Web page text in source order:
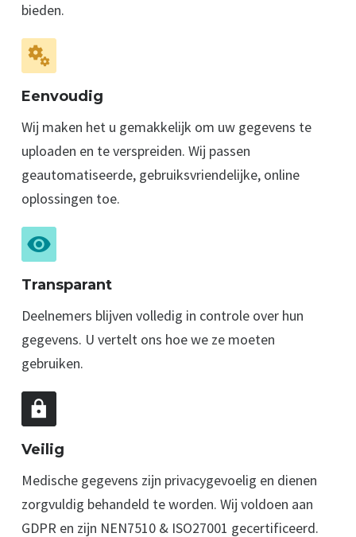
bieden.
Eenvoudig
Wij maken het u gemakkelijk om uw gegevens te
uploaden en te verspreiden. Wij passen
geautomatiseerde, gebruiks­vriendelijke, online
oplossingen toe.
Transparant
Deelnemers blijven volledig in controle over hun
gegevens. U vertelt ons hoe we ze moeten
gebruiken.
Veilig
Medische gegevens zijn privacy­gevoelig en dienen
zorgvuldig behandeld te worden. Wij voldoen aan
GDPR en zijn NEN7510 & ISO27001 gecertificeerd.